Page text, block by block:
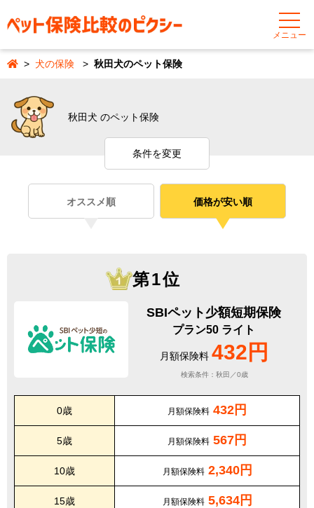
メニュー
犬の保険 秋田犬のペット保険
秋田犬 のペット保険
条件を変更
オススメ順 価格が安い順
第1位
SBIペット少額短期保険
プラン50 ライト
月額保険料 432円
検索条件：秋田／0歳
0歳 月額保険料 432円
5歳 月額保険料 567円
10歳 月額保険料 2,340円
15歳 月額保険料 5,634円